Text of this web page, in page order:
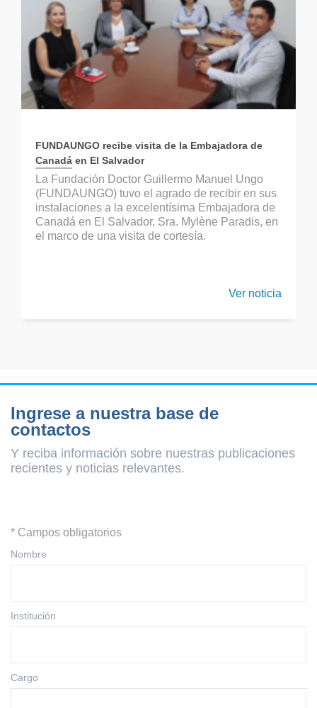
FUNDAUNGO recibe visita de la Embajadora de
Canadá en El Salvador
La Fundación Doctor Guillermo Manuel Ungo
(FUNDAUNGO) tuvo el agrado de recibir en sus
instalaciones a la excelentísima Embajadora de
Canadá en El Salvador, Sra. Mylène Paradis, en
el marco de una visita de cortesía.
Ver noticia
Ingrese a nuestra base de
contactos
Y reciba información sobre nuestras publicaciones
recientes y noticias relevantes.
* Campos obligatorios
Nombre
Institución
Cargo